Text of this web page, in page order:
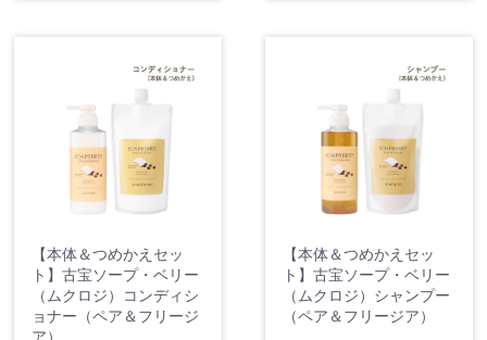
【本体＆つめかえセッ
ト】古宝ソープ・ベリー
（ムクロジ）コンディシ
ョナー（ペア＆フリージ
【本体＆つめかえセッ
ト】古宝ソープ・ベリー
（ムクロジ）シャンプー
（ペア＆フリージア）